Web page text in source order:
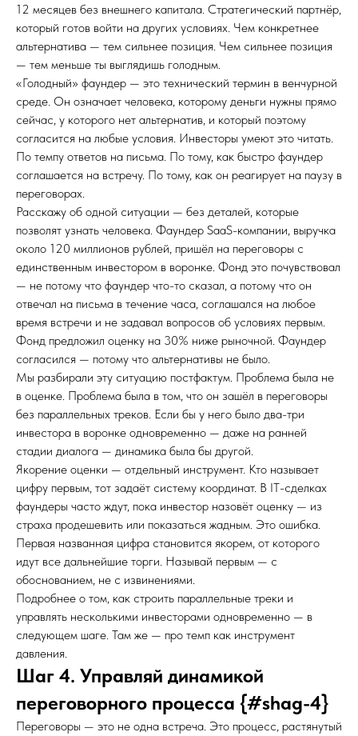
12 месяцев без внешнего капитала. Стратегический партнёр,
который готов войти на других условиях. Чем конкретнее
альтернатива — тем сильнее позиция. Чем сильнее позиция
— тем меньше ты выглядишь голодным.
«Голодный» фаундер — это технический термин в венчурной
среде. Он означает человека, которому деньги нужны прямо
сейчас, у которого нет альтернатив, и который поэтому
согласится на любые условия. Инвесторы умеют это читать.
По темпу ответов на письма. По тому, как быстро фаундер
соглашается на встречу. По тому, как он реагирует на паузу в
переговорах.
Расскажу об одной ситуации — без деталей, которые
позволят узнать человека. Фаундер SaaS-компании, выручка
около 120 миллионов рублей, пришёл на переговоры с
единственным инвестором в воронке. Фонд это почувствовал
— не потому что фаундер что-то сказал, а потому что он
отвечал на письма в течение часа, соглашался на любое
время встречи и не задавал вопросов об условиях первым.
Фонд предложил оценку на 30% ниже рыночной. Фаундер
согласился — потому что альтернативы не было.
Мы разбирали эту ситуацию постфактум. Проблема была не
в оценке. Проблема была в том, что он зашёл в переговоры
без параллельных треков. Если бы у него было два-три
инвестора в воронке одновременно — даже на ранней
стадии диалога — динамика была бы другой.
Якорение оценки — отдельный инструмент. Кто называет
цифру первым, тот задаёт систему координат. В IT-сделках
фаундеры часто ждут, пока инвестор назовёт оценку — из
страха продешевить или показаться жадным. Это ошибка.
Первая названная цифра становится якорем, от которого
идут все дальнейшие торги. Называй первым — с
обоснованием, не с извинениями.
Подробнее о том, как строить параллельные треки и
управлять несколькими инвесторами одновременно — в
следующем шаге. Там же — про темп как инструмент
давления.
Шаг 4. Управляй динамикой
переговорного процесса {#shag-4}
Переговоры — это не одна встреча. Это процесс, растянутый